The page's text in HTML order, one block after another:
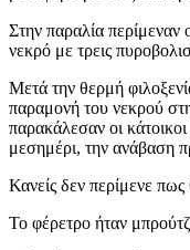
Στην παραλία περίμεναν
νεκρό με τρεις
Μετά την θερμή
παραμονή του νεκρού
παρακάλεσαν οι
μεσημέρι, την ανάβαση
Κανείς δεν περίμενε
Το φέρετρο ήταν